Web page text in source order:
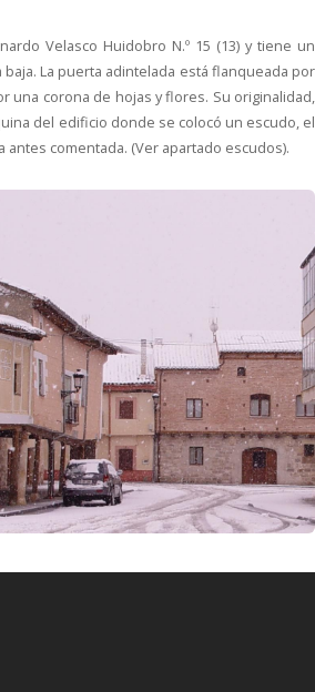
Velasco Huidobro N.º 15 (13) y tiene un
La puerta adintelada está flanqueada por
una corona de hojas y flores. Su originalidad,
del edificio donde se colocó un escudo, el
antes comentada. (Ver apartado escudos).